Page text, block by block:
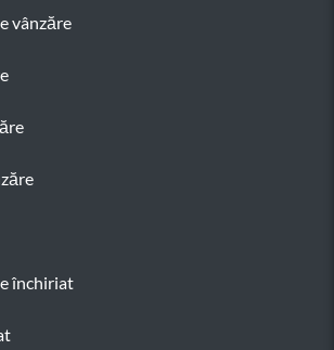
vânzăre
închiriat